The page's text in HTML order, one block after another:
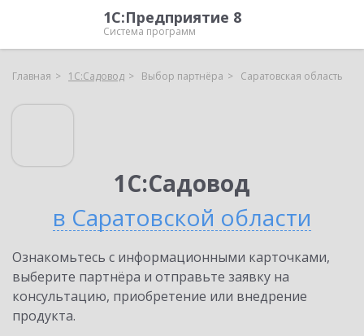
1С:Предприятие 8
Система программ
Главная 1С:Садовод Выбор партнёра Саратовская область
1С:Садовод
в Саратовской области
Ознакомьтесь с информационными карточками,
выберите партнёра и отправьте заявку на
консультацию, приобретение или внедрение
продукта.